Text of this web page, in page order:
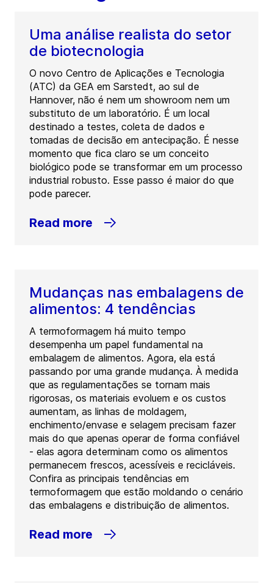
Uma análise realista do setor
de biotecnologia
O novo Centro de Aplicações e Tecnologia
(ATC) da GEA em Sarstedt, ao sul de
Hannover, não é nem um showroom nem um
substituto de um laboratório. É um local
destinado a testes, coleta de dados e
tomadas de decisão em antecipação. É nesse
momento que fica claro se um conceito
biológico pode se transformar em um processo
industrial robusto. Esse passo é maior do que
pode parecer.
Read more
Mudanças nas embalagens de
alimentos: 4 tendências
A termoformagem há muito tempo
desempenha um papel fundamental na
embalagem de alimentos. Agora, ela está
passando por uma grande mudança. À medida
que as regulamentações se tornam mais
rigorosas, os materiais evoluem e os custos
aumentam, as linhas de moldagem,
enchimento/envase e selagem precisam fazer
mais do que apenas operar de forma confiável
- elas agora determinam como os alimentos
permanecem frescos, acessíveis e recicláveis.
Confira as principais tendências em
termoformagem que estão moldando o cenário
das embalagens e distribuição de alimentos.
Read more